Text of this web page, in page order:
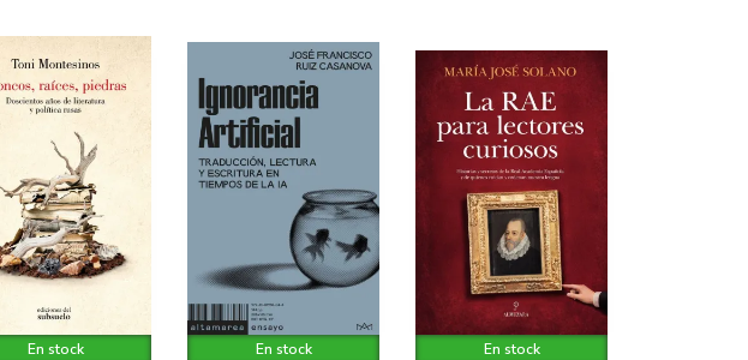
En stock En stock En stock